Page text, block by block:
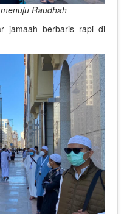
Raudhah
jamaah berbaris rapi di